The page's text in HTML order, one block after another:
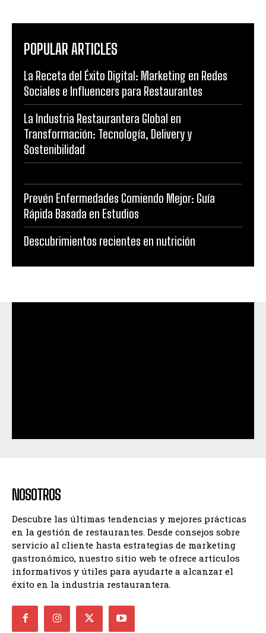
POPULAR ARTICLES
La Receta del Éxito Digital: Marketing en Redes
Sociales e Influencers para Restaurantes
La Industria Restaurantera Global en
Transformación: Tecnología, Delivery y
Sostenibilidad
Prevén Enfermedades Comiendo Mejor: Guía
Rápida Basada en Estudios
Descubrimientos recientes en nutrición
NOSOTROS
Descubre las últimas tendencias y mejores prácticas
en la gestión de restaurantes. Desde consejos sobre
servicio al cliente hasta estrategias de marketing
gastronómico, nuestro sitio web te ofrece artículos
informativos y útiles para ayudarte a alcanzar el
éxito en la industria restaurantera.